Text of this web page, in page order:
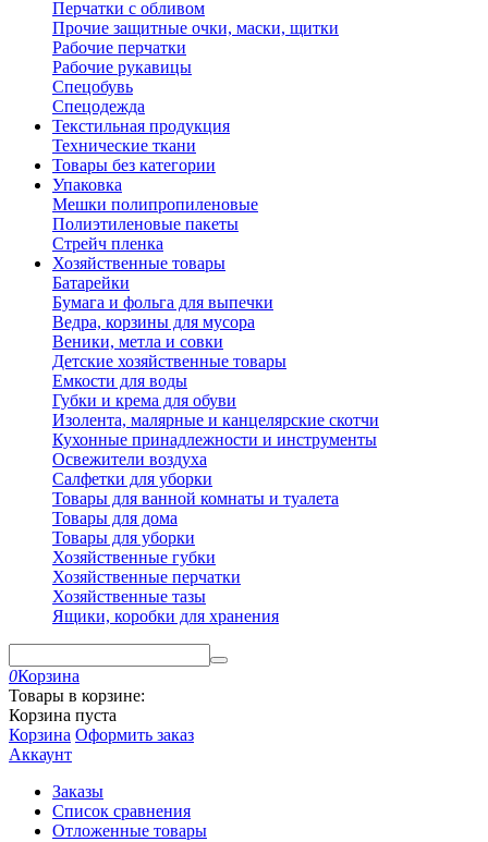
Перчатки с обливом
Прочие защитные очки, маски, щитки
Рабочие перчатки
Рабочие рукавицы
Спецобувь
Спецодежда
Текстильная продукция
Технические ткани
Товары без категории
Упаковка
Мешки полипропиленовые
Полиэтиленовые пакеты
Стрейч пленка
Хозяйственные товары
Батарейки
Бумага и фольга для выпечки
Ведра, корзины для мусора
Веники, метла и совки
Детские хозяйственные товары
Емкости для воды
Губки и крема для обуви
Изолента, малярные и канцелярские скотчи
Кухонные принадлежности и инструменты
Освежители воздуха
Салфетки для уборки
Товары для ванной комнаты и туалета
Товары для дома
Товары для уборки
Хозяйственные губки
Хозяйственные перчатки
Хозяйственные тазы
Ящики, коробки для хранения
0Корзина
Товары в корзине:
Корзина пуста
Корзина Оформить заказ
Аккаунт
Заказы
Список сравнения
Отложенные товары